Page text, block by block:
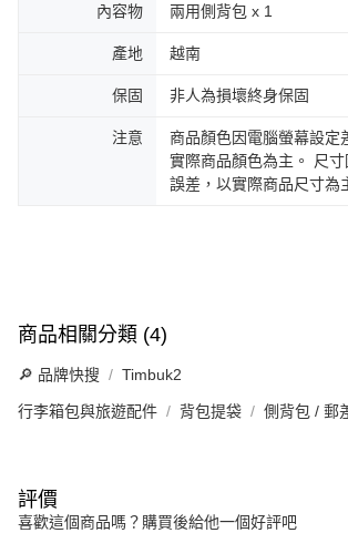
內容物 兩用側背包 x 1
產地 越南
保固 非人為損壞終身保固
注意
商品顏色因電腦螢幕設定
實際商品顏色為主。 尺
誤差，以實際商品尺寸為
商品相關分類 (4)
🔎 品牌快搜 Timbuk2
行李箱包與旅遊配件 背包提袋 側背包 / 郵
評價
喜歡這個商品嗎？購買後給他一個好評吧